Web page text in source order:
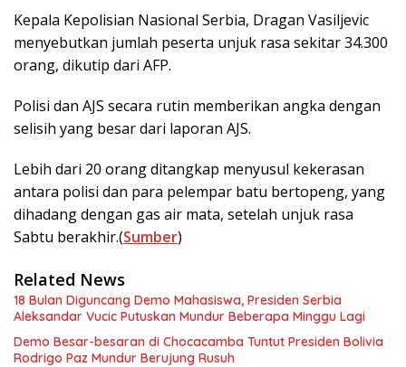
Kepala Kepolisian Nasional Serbia, Dragan Vasiljevic
menyebutkan jumlah peserta unjuk rasa sekitar 34.300
orang, dikutip dari AFP.
Polisi dan AJS secara rutin memberikan angka dengan
selisih yang besar dari laporan AJS.
Lebih dari 20 orang ditangkap menyusul kekerasan
antara polisi dan para pelempar batu bertopeng, yang
dihadang dengan gas air mata, setelah unjuk rasa
Sabtu berakhir.(Sumber)
Related News
18 Bulan Diguncang Demo Mahasiswa, Presiden Serbia
Aleksandar Vucic Putuskan Mundur Beberapa Minggu Lagi
Demo Besar-besaran di Chocacamba Tuntut Presiden Bolivia
Rodrigo Paz Mundur Berujung Rusuh